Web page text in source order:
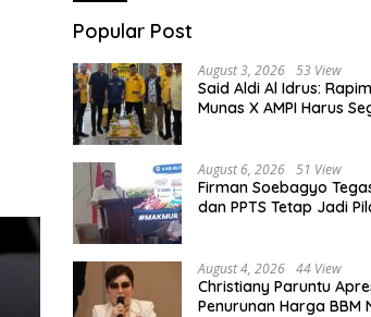
Popular Post
August 3, 2026 53 View
Said Aldi Al Idrus:
Munas X AMPI Harus
August 6, 2026 51 View
Firman Soebagyo
dan PPTS Tetap Jadi
August 4, 2026 44 View
Christiany Paruntu
Penurunan Harga BBM